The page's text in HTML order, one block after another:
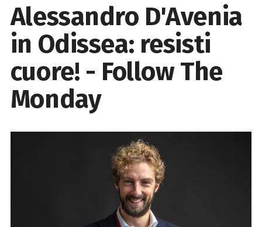
Alessandro D'Avenia
in Odissea: resisti
cuore! - Follow The
Monday